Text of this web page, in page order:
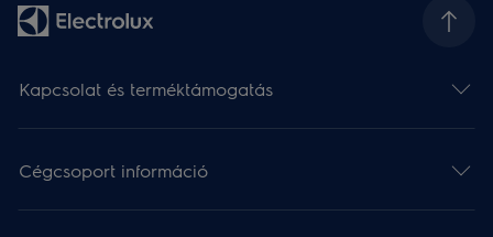
Kapcsolat és terméktámogatás
Cégcsoport információ